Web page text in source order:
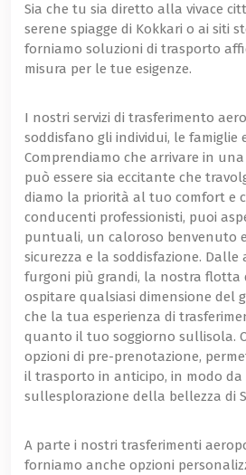
Sia che tu sia diretto alla vivace
serene spiagge di Kokkari o ai siti
forniamo soluzioni di trasporto
misura per le tue esigenze.
I nostri servizi di trasferimento
soddisfano gli individui, le famiglie
Comprendiamo che arrivare in
può essere sia eccitante che
diamo la priorità al tuo comfort e
conducenti professionisti, puoi
puntuali, un caloroso benvenuto
sicurezza e la soddisfazione. Dalle
furgoni più grandi, la nostra flotta
ospitare qualsiasi dimensione del
che la tua esperienza di
quanto il tuo soggiorno sullisola.
opzioni di pre-prenotazione,
il trasporto in anticipo, in modo
sullesplorazione della bellezza di
A parte i nostri trasferimenti
forniamo anche opzioni